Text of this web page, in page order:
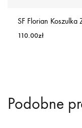
SF Florian Koszulka
110.00zł
Podobne